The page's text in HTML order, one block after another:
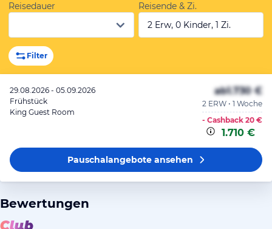
Reisedauer
Reisende & Zi.
2 Erw, 0 Kinder, 1 Zi.
Filter
29.08.2026 - 05.09.2026
Frühstück
King Guest Room
ab1.730 €
2 ERW • 1 Woche
- Cashback 20 €
1.710 €
Pauschalangeboteansehen
Bewertungen